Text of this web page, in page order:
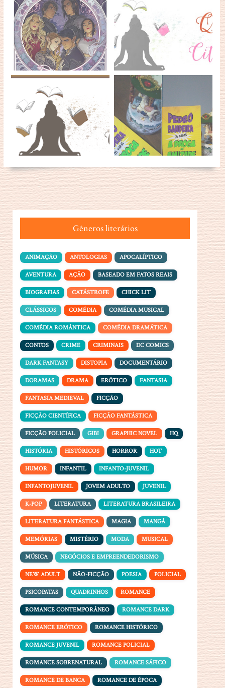
Gêneros literários
ANIMAÇÃO ANTOLOGIAS APOCALÍPTICO
AVENTURA AÇÃO BASEADO EM FATOS REAIS
BIOGRAFIAS CATÁSTROFE CHICK LIT
CLÁSSICOS COMÉDIA COMÉDIA MUSICAL
COMÉDIA ROMÂNTICA COMÉDIA DRAMÁTICA
CONTOS CRIME CRIMINAIS DC COMICS
DARK FANTASY DISTOPIA DOCUMENTÁRIO
DORAMAS DRAMA ERÓTICO FANTASIA
FANTASIA MEDIEVAL FICÇÃO
FICÇÃO CIENTÍFICA FICÇÃO FANTÁSTICA
FICÇÃO POLICIAL GIBI GRAPHIC NOVEL HQ
HISTÓRIA HISTÓRICOS HORROR HOT
HUMOR INFANTIL INFANTO-JUVENIL
INFANTOJUVENIL JOVEM ADULTO JUVENIL
K-POP LITERATURA LITERATURA BRASILEIRA
LITERATURA FANTÁSTICA MAGIA MANGÁ
MEMÓRIAS MISTÉRIO MODA MUSICAL
MÚSICA NEGÓCIOS E EMPREENDEDORISMO
NEW ADULT NÃO-FICÇÃO POESIA POLICIAL
PSICOPATAS QUADRINHOS ROMANCE
ROMANCE CONTEMPORÂNEO ROMANCE DARK
ROMANCE ERÓTICO ROMANCE HISTÓRICO
ROMANCE JUVENIL ROMANCE POLICIAL
ROMANCE SOBRENATURAL ROMANCE SÁFICO
ROMANCE DE BANCA ROMANCE DE ÉPOCA